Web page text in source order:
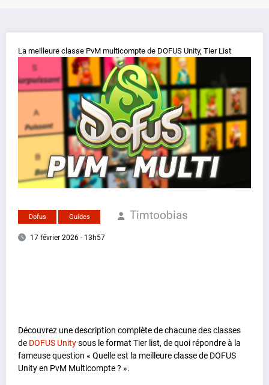
La meilleure classe PvM multicompte de DOFUS Unity, Tier List
Dofus Guides Timtoobias
17 février 2026 - 13h57
Découvrez une description complète de chacune des classes
de DOFUS Unitysous le format Tier list, de quoi répondre à la
fameuse question « Quelle est la meilleure classe de DOFUS
Unity en PvM Multicompte ? ».